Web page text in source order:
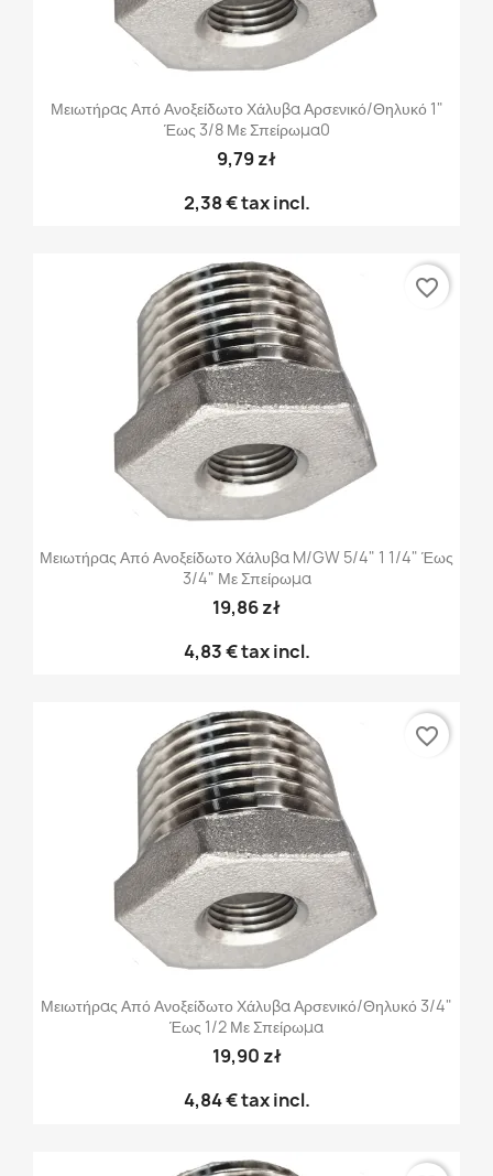
Μειωτήρας Από Ανοξείδωτο Χάλυβα Αρσενικό/θηλυκό 1"
Έως 3/8 Με Σπείρωμα0
9,79 zł
2,38 €tax incl.
Μειωτήρας Από Ανοξείδωτο Χάλυβα M/GW 5/4" 1 1/4" Έως
3/4" Με Σπείρωμα
19,86 zł
4,83 €tax incl.
favorite_border
Μειωτήρας Από Ανοξείδωτο Χάλυβα Αρσενικό/θηλυκό 3/4"
Έως 1/2 Με Σπείρωμα
19,90 zł
4,84 €tax incl.
favorite_border